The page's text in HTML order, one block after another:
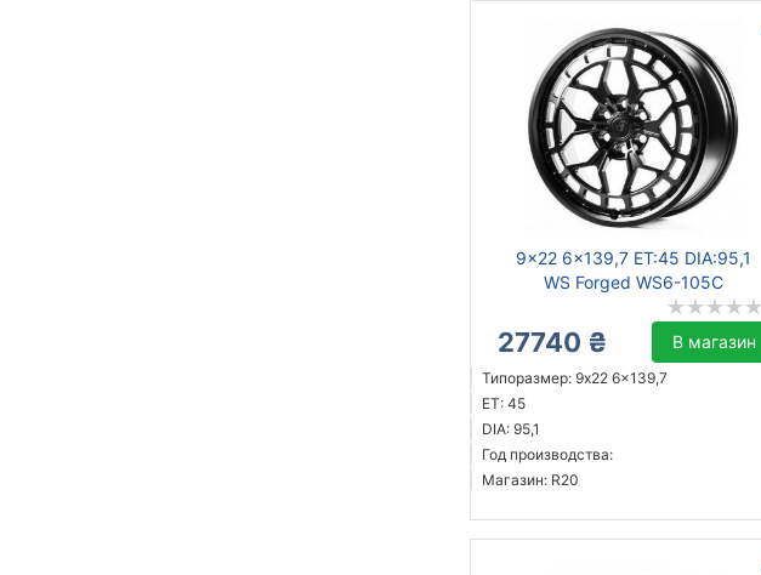
9x22 6x139,7 ET:45 DIA:95,1
WS Forged WS6-105C
27740 ₴ В магазин
Типоразмер: 9x22 6x139,7
ET: 45
DIA: 95,1
Год производства:
Магазин: R20